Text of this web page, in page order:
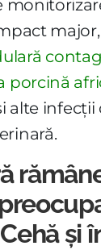
porcină
alte infecții
și